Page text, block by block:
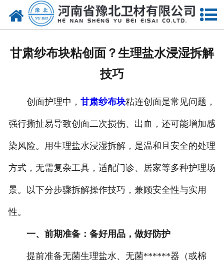
网站首页
厂房设备
人才招聘
联系我们
甘肃纱布块粘创面？生理盐水浸湿拆解
技巧
创面护理中， 甘肃纱布块粘连创面是常见问题，
强行撕扯易导致创面二次损伤、出血，还可能增加感
染风险。用生理盐水浸湿拆解，是温和且安全的处理
方式，无需复杂工具，适配门诊、居家等多种护理场
景。以下分步骤拆解操作技巧，兼顾安全性与实用
性。
一、前期准备：备好用品，做好防护
提前准备无菌生理盐水、无菌******器（或棉